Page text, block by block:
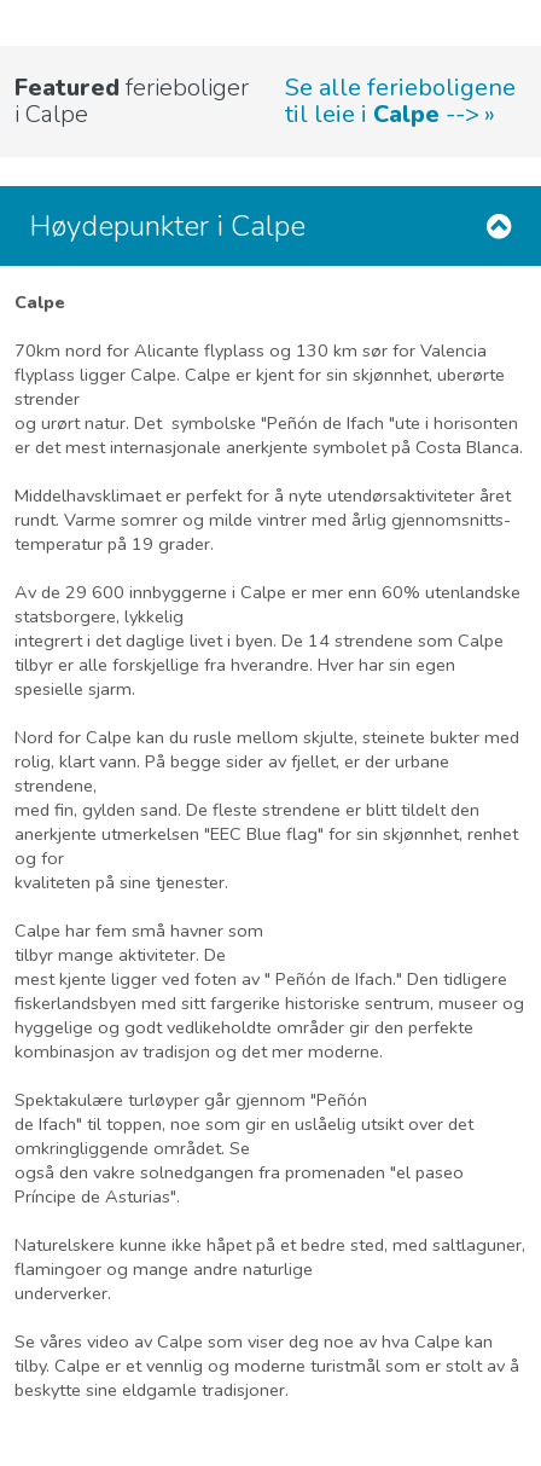
Featured ferieboliger
i Calpe
Se alle ferieboligene
til leie i Calpe -->
Høydepunkter i Calpe
Calpe
70km nord for Alicante flyplass og 130 km sør for Valencia
flyplass ligger Calpe. Calpe er kjent for sin skjønnhet, uberørte
strender
og urørt natur. Det symbolske "Peñón de Ifach "ute i horisonten
er det mest internasjonale anerkjente symbolet på Costa Blanca.
Middelhavsklimaet er perfekt for å nyte utendørsaktiviteter året
rundt. Varme somrer og milde vintrer med årlig gjennomsnitts-
temperatur på 19 grader.
Av de 29 600 innbyggerne i Calpe er mer enn 60% utenlandske
statsborgere, lykkelig
integrert i det daglige livet i byen. De 14 strendene som Calpe
tilbyr er alle forskjellige fra hverandre. Hver har sin egen
spesielle sjarm.
Nord for Calpe kan du rusle mellom skjulte, steinete bukter med
rolig, klart vann. På begge sider av fjellet, er der urbane
strendene,
med fin, gylden sand. De fleste strendene er blitt tildelt den
anerkjente utmerkelsen "EEC Blue flag" for sin skjønnhet, renhet
og for
kvaliteten på sine tjenester.
Calpe har fem små havner som
tilbyr mange aktiviteter. De
mest kjente ligger ved foten av " Peñón de Ifach." Den tidligere
fiskerlandsbyen med sitt fargerike historiske sentrum, museer og
hyggelige og godt vedlikeholdte områder gir den perfekte
kombinasjon av tradisjon og det mer moderne.
Spektakulære turløyper går gjennom "Peñón
de Ifach" til toppen, noe som gir en uslåelig utsikt over det
omkringliggende området. Se
også den vakre solnedgangen fra promenaden "el paseo
Príncipe de Asturias".
Naturelskere kunne ikke håpet på et bedre sted, med saltlaguner,
flamingoer og mange andre naturlige
underverker.
Se våres video av Calpe som viser deg noe av hva Calpe kan
tilby. Calpe er et vennlig og moderne turistmål som er stolt av å
beskytte sine eldgamle tradisjoner.